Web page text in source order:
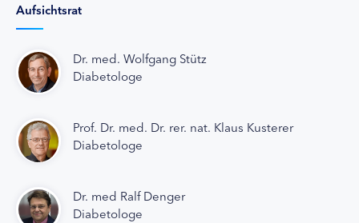
Aufsichtsrat
Dr. med. Wolfgang Stütz
Diabetologe
Prof. Dr. med. Dr. rer. nat. Klaus Kusterer
Diabetologe
Dr. med Ralf Denger
Diabetologe